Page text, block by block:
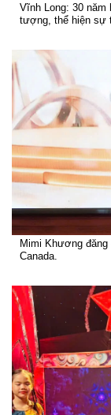
Vĩnh Long: 30 năm
tượng, thể hiện sự
Mimi Khương đăng
Canada.